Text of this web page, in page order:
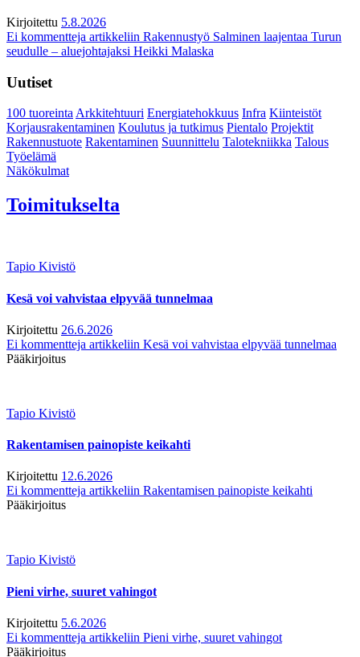
Kirjoitettu 5.8.2026
Ei kommentteja artikkeliin Rakennustyö Salminen laajentaa Turun
seudulle – aluejohtajaksi Heikki Malaska
Uutiset
100 tuoreintaArkkitehtuuri Energiatehokkuus Infra Kiinteistöt
Korjausrakentaminen Koulutus ja tutkimus Pientalo Projektit
Rakennustuote Rakentaminen Suunnittelu Talotekniikka Talous
Työelämä
Näkökulmat
Toimitukselta
Tapio Kivistö
Kesä voi vahvistaa elpyvää tunnelmaa
Kirjoitettu 26.6.2026
Ei kommentteja artikkeliin Kesä voi vahvistaa elpyvää tunnelmaa
Pääkirjoitus
Tapio Kivistö
Rakentamisen painopiste keikahti
Kirjoitettu 12.6.2026
Ei kommentteja artikkeliin Rakentamisen painopiste keikahti
Pääkirjoitus
Tapio Kivistö
Pieni virhe, suuret vahingot
Kirjoitettu 5.6.2026
Ei kommentteja artikkeliin Pieni virhe, suuret vahingot
Pääkirjoitus